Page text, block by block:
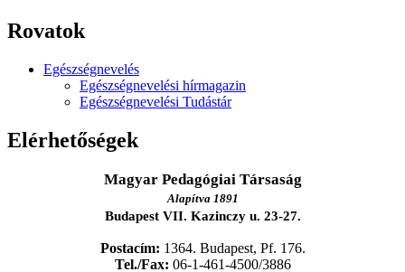
Rovatok
Egészségnevelés
Egészségnevelési hírmagazin
Egészségnevelési Tudástár
Elérhetőségek
Magyar Pedagógiai Társaság
Alapítva 1891
Budapest VII. Kazinczy u. 23-27.
Postacím: 1364. Budapest, Pf. 176.
Tel./Fax: 06-1-461-4500/3886